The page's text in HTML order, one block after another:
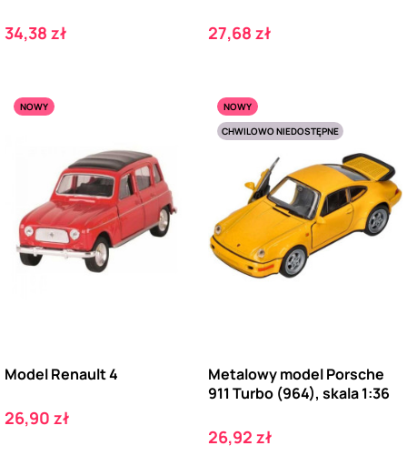
Cena
34,38 zł Cena
27,68 zł
NOWY
Model Renault 4
Cena
26,90 zł
NOWY
CHWILOWO NIEDOSTĘPNE
Metalowy model Porsche
911 Turbo (964), skala 1:36
Cena
26,92 zł